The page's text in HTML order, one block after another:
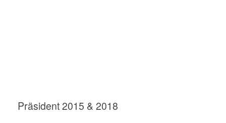
Präsident 2015 & 2018